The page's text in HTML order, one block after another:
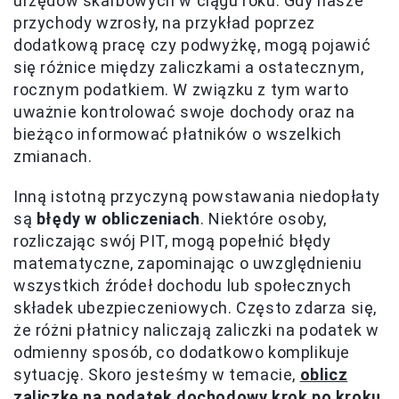
przychody wzrosły, na przykład poprzez
dodatkową pracę czy podwyżkę, mogą pojawić
się różnice między zaliczkami a ostatecznym,
rocznym podatkiem. W związku z tym warto
uważnie kontrolować swoje dochody oraz na
bieżąco informować płatników o wszelkich
zmianach.
Inną istotną przyczyną powstawania niedopłaty
są błędy w obliczeniach. Niektóre osoby,
rozliczając swój PIT, mogą popełnić błędy
matematyczne, zapominając o uwzględnieniu
wszystkich źródeł dochodu lub społecznych
składek ubezpieczeniowych. Często zdarza się,
że różni płatnicy naliczają zaliczki na podatek w
odmienny sposób, co dodatkowo komplikuje
sytuację. Skoro jesteśmy w temacie, oblicz